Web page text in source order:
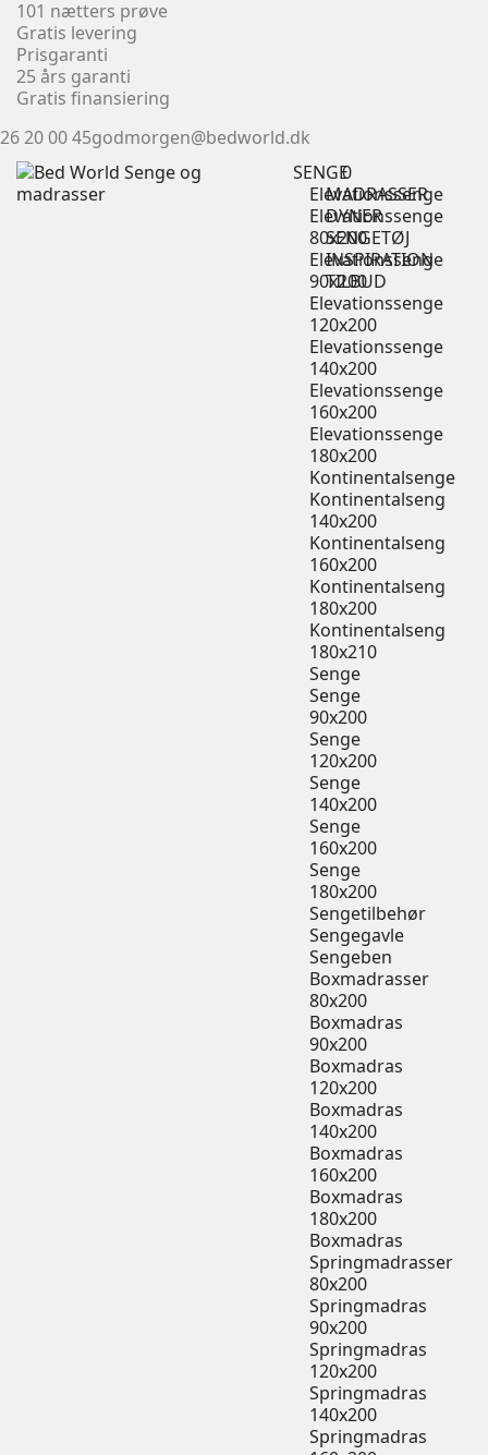
101 nætters prøve
Gratis levering
Prisgaranti
25 års garanti
Gratis finansiering
26 20 00 45godmorgen@bedworld.dk
SENGE
Elevationssenge
Elevationssenge
80x200
Elevationssenge
90x200
Elevationssenge
120x200
Elevationssenge
140x200
Elevationssenge
160x200
Elevationssenge
180x200
Kontinentalsenge
Kontinentalseng
140x200
Kontinentalseng
160x200
Kontinentalseng
180x200
Kontinentalseng
180x210
Senge
Senge
90x200
Senge
120x200
Senge
140x200
Senge
160x200
Senge
180x200
Sengetilbehør
Sengegavle
Sengeben
MADRASSER
Boxmadrasser
80x200
Boxmadras
90x200
Boxmadras
120x200
Boxmadras
140x200
Boxmadras
160x200
Boxmadras
180x200
Boxmadras
Springmadrasser
80x200
Springmadras
90x200
Springmadras
120x200
Springmadras
140x200
Springmadras
DYNER
SENGETØJ
INSPIRATION
TILBUD
0